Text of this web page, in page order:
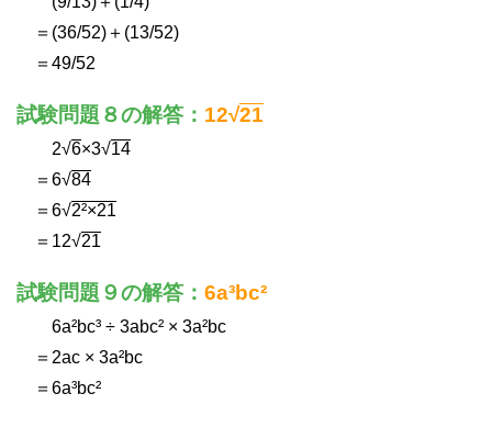
＝(36/52)＋(13/52)
＝49/52
試験問題８の解答： 12√21
2√6×3√14
＝6√84
＝6√2²×21
＝12√21
試験問題９の解答： 6a³bc²
6a²bc³ ÷ 3abc² × 3a²bc
＝2ac × 3a²bc
＝6a³bc²